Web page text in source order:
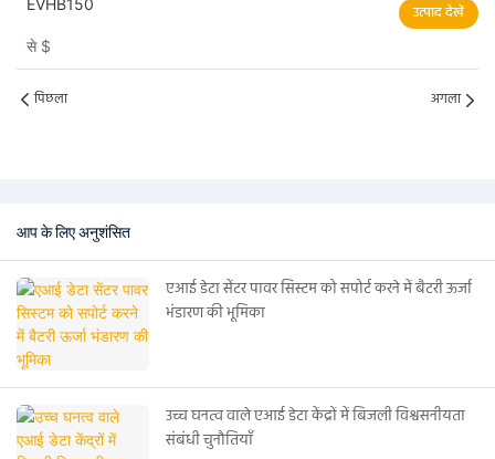
EVHB150
से $
उत्पाद देखें
पिछला अगला
आप के लिए अनुशंसित
एआई डेटा सेंटर पावर सिस्टम को सपोर्ट करने में बैटरी ऊर्जा
भंडारण की भूमिका
उच्च घनत्व वाले एआई डेटा केंद्रों में बिजली विश्वसनीयता
संबंधी चुनौतियाँ